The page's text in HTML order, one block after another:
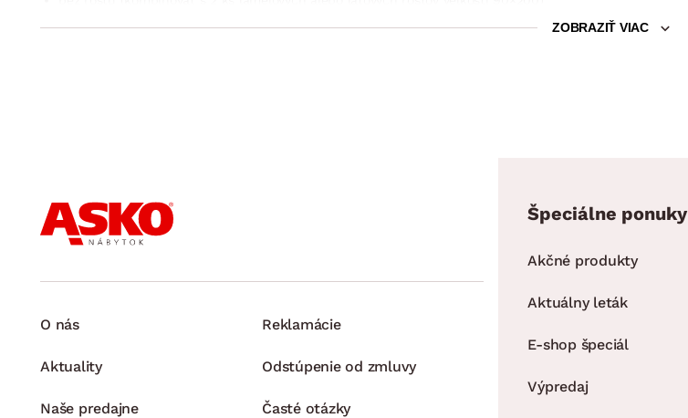
bez matraca (kombinovať s 2 ks matracov veľkosti 90×200)
vysoká konštrukčná pevnosť: hlavové a nožné čelo tvoria spolu s bočnicami postele jeden pevný celok
dodávané bez nočných stolíkov, úložných zásuviek a lôžkovín
dodávané v demonte
ZOBRAZIŤ VIAC
O nás
Aktuality
Naše predajne
Reklamácie
Odstúpenie od zmluvy
Časté otázky
Špeciálne ponuky
Akčné produkty
Aktuálny leták
E-shop špeciál
Výpredaj